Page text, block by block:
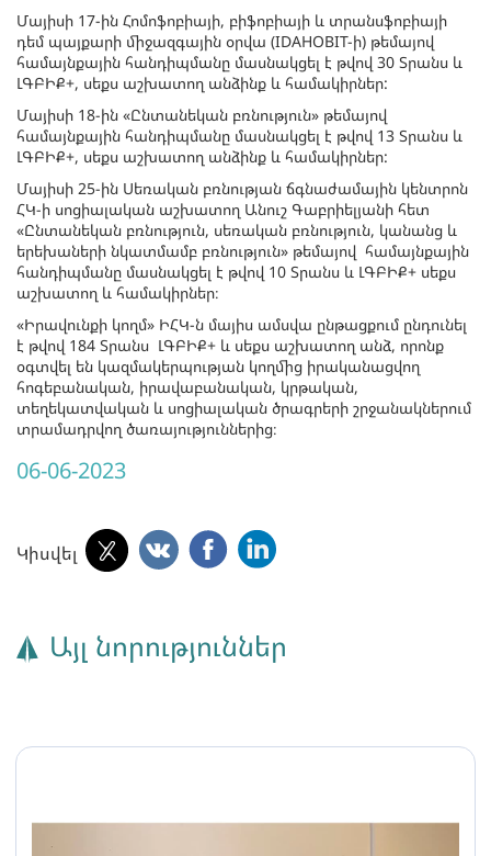
Մայիսի 17-ին Հոմոֆոբիայի, բիֆոբիայի և տրանսֆոբիայի
դեմ պայքարի միջազգային օրվա (IDAHOBIT-ի) թեմայով
համայնքային հանդիպմանը մասնակցել է թվով 30 Տրանս և
ԼԳԲԻՔ+, սեքս աշխատող անձինք և համակիրներ:
Մայիսի 18-ին «Ընտանեկան բռնություն» թեմայով
համայնքային հանդիպմանը մասնակցել է թվով 13 Տրանս և
ԼԳԲԻՔ+, սեքս աշխատող անձինք և համակիրներ:
Մայիսի 25-ին Սեռական բռնության ճգնաժամային կենտրոն
ՀԿ-ի սոցիալական աշխատող Անուշ Գաբրիելյանի հետ
«Ընտանեկան բռնություն, սեռական բռնություն, կանանց և
երեխաների նկատմամբ բռնություն» թեմայով համայնքային
հանդիպմանը մասնակցել է թվով 10 Տրանս և ԼԳԲԻՔ+ սեքս
աշխատող և համակիրներ։
«Իրավունքի կողմ» ԻՀԿ-ն մայիս ամսվա ընթացքում ընդունել
է թվով 184 Տրանս ԼԳԲԻՔ+ և սեքս աշխատող անձ, որոնք
օգտվել են կազմակերպության կողմից իրականացվող
հոգեբանական, իրավաբանական, կրթական,
տեղեկատվական և սոցիալական ծրագրերի շրջանակներում
տրամադրվող ծառայություններից։
06-06-2023
Կիսվել
Այլ նորություններ